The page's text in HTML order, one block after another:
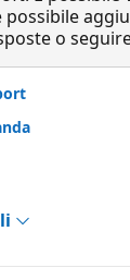
possibile
o